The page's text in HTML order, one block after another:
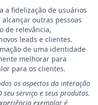
a fidelização de usuários
outras pessoas
de relevância,
leads e clientes.
de uma identidade
melhorar para
para os clientes.
os aspectos da interação
serviço e seus produtos.
exemplar é